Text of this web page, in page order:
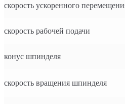
скорость ускоренного
скорость рабочей подачи
конус шпинделя
скорость вращения шпинделя